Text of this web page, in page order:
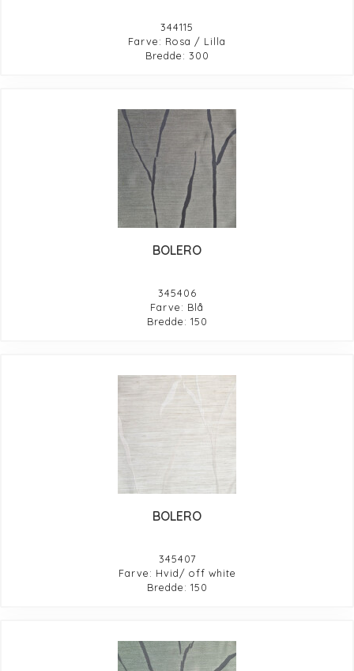
344115
Farve: Rosa / Lilla
Bredde: 300
BOLERO
345406
Farve: Blå
Bredde: 150
BOLERO
345407
Farve: Hvid/ off white
Bredde: 150